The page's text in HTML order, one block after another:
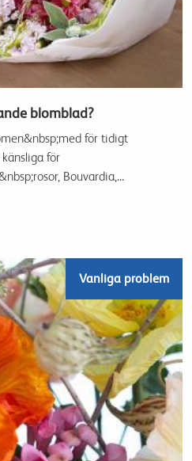
blomblad?
för tidigt
för
Bouvardia,...
Vanliga problem